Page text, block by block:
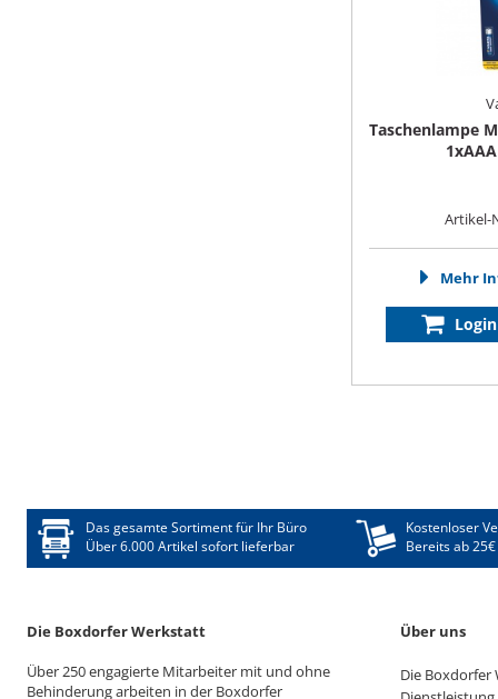
Taschenlampe
Artikel-
Mehr
Das gesamte Sortiment für Ihr Büro
Über 6.000 Artikel sofort lieferbar
Kostenloser
Bereits ab
Die Boxdorfer Werkstatt
Über 250 engagierte Mitarbeiter mit und ohne
Behinderung arbeiten in der Boxdorfer
Über uns
Die Boxdorfer